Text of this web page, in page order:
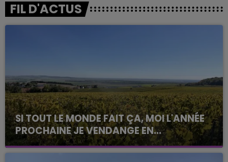
FIL D'ACTUS
SI TOUT LE MONDE FAIT ÇA, MOI L'ANNÉE
PROCHAINE JE VENDANGE EN...
La vendange en Champagne a débuté ce jeudi 6
août dans la commune de Montgueux (Aube). Du